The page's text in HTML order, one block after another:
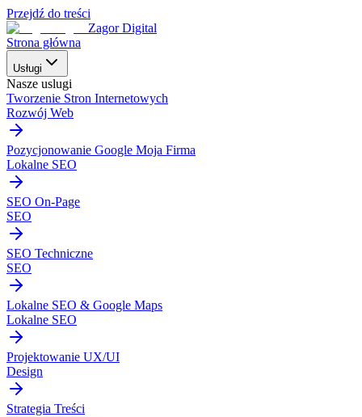
Przejdź do treści
Zagor Digital
Strona główna
Usługi
Nasze uslugi
Tworzenie Stron Internetowych
Rozwój Web
Pozycjonowanie Google Moja Firma
Lokalne SEO
SEO On-Page
SEO
SEO Techniczne
SEO
Lokalne SEO & Google Maps
Lokalne SEO
Projektowanie UX/UI
Design
Strategia Treści